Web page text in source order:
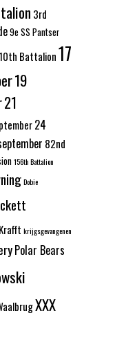
3rd
9e SS Pantser
10th Battalion17
19
21
24
82nd
156th Battalion
Dobie
Krafft krijgsgevangenen
Polar Bears
XXX